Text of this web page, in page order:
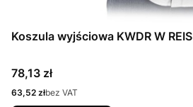
Koszula wyjściowa KWDR W REIS
Cena
78,13 zł
Cena
63,52 złbez VAT